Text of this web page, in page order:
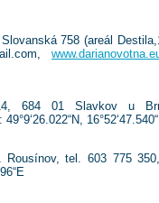
758 (areál
684 01 Slavkov u
49°9‘26.022“N,
tel. 603 775